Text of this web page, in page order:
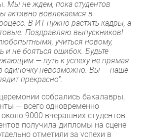
Мы не ждем, пока студентов
активно вовлекаемся в
В ИТ нужно растить кадры, а
Поздравляю выпускников!
учиться новому,
и не бояться ошибок. Будьте
— путь к успеху не прямая
одиночку невозможно. Вы — наше
прекрасно".
собрались бакалавры,
— всего одновременно
9000 вчерашних студентов.
получила дипломы на сцене
отметили за успехи в